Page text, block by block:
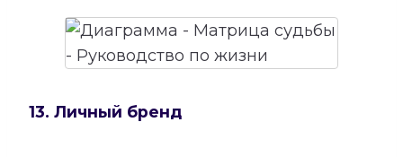
13. Личный бренд